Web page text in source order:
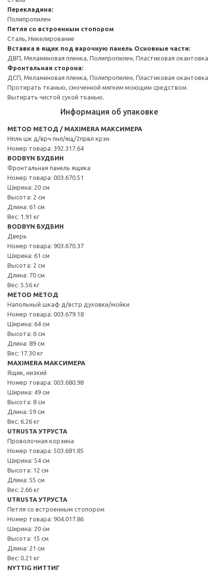
Перекладина:
Полипропилен
Петля со встроенным стопором
Сталь, Никелирование
Вставка в ящик под варочную панель Основные части:
ДВП, Меламиновая пленка, Полипропилен, Пластиковая окантовка
Фронтальная сторона:
ДСП, Меламиновая пленка, Полипропилен, Пластиковая окантовка
Протирать тканью, смоченной мягким моющим средством.
Вытирать чистой сухой тканью.
Информация об упаковке
METOD МЕТОД / MAXIMERA МАКСИМЕРА
Нплн шк д/врч пнл/ящ/2првл крзн
Номер товара: 392.317.64
BODBYN БУДБИН
Фронтальная панель ящика
Номер товара: 003.670.51
Ширина: 20 см
Высота: 2 см
Длина: 61 см
Вес: 1.91 кг
BODBYN БУДБИН
Дверь
Номер товара: 903.670.37
Ширина: 61 см
Высота: 2 см
Длина: 70 см
Вес: 5.56 кг
METOD МЕТОД
Напольный шкаф д/встр духовки/мойки
Номер товара: 003.679.18
Ширина: 64 см
Высота: 6 см
Длина: 89 см
Вес: 17.30 кг
MAXIMERA МАКСИМЕРА
Ящик, низкий
Номер товара: 003.680.98
Ширина: 49 см
Высота: 8 см
Длина: 59 см
Вес: 6.26 кг
UTRUSTA УТРУСТА
Проволочная корзина
Номер товара: 503.681.85
Ширина: 54 см
Высота: 12 см
Длина: 55 см
Вес: 2.66 кг
UTRUSTA УТРУСТА
Петля со встроенным стопором
Номер товара: 904.017.86
Ширина: 20 см
Высота: 15 см
Длина: 21 см
Вес: 0.21 кг
NYTTIG НИТТИГ